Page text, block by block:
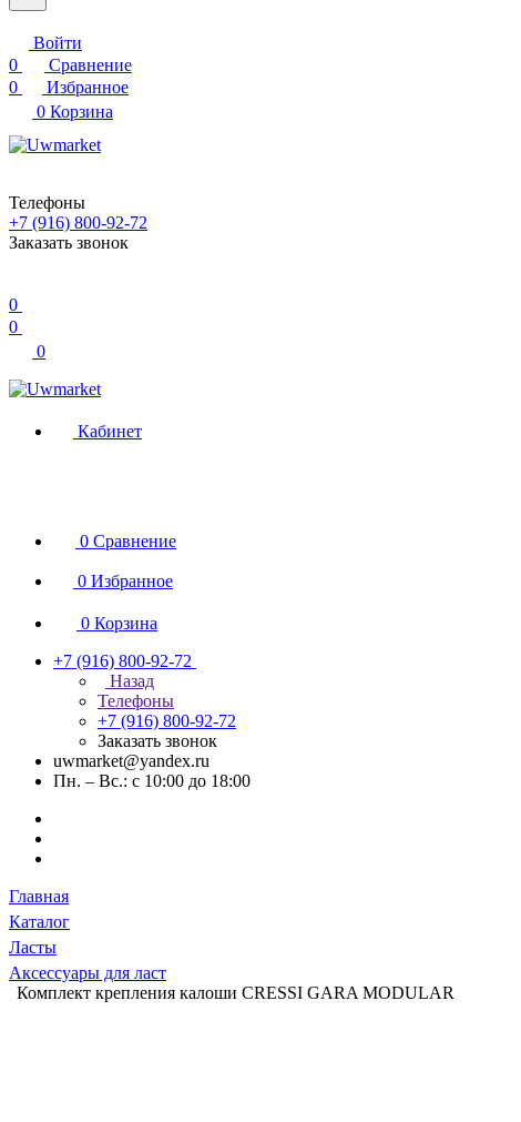
Войти
0
Сравнение
0
Избранное
0 Корзина
Телефоны
+7 (916) 800-92-72
Заказать звонок
0
0
0
Кабинет
0 Сравнение
0 Избранное
0 Корзина
+7 (916) 800-92-72
Назад
Телефоны
+7 (916) 800-92-72
Заказать звонок
uwmarket@yandex.ru
Пн. – Вс.: с 10:00 до 18:00
Главная
Каталог
Ласты
Аксессуары для ласт
Комплект крепления калоши CRESSI GARA MODULAR